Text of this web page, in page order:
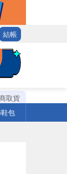
結帳
取貨
包